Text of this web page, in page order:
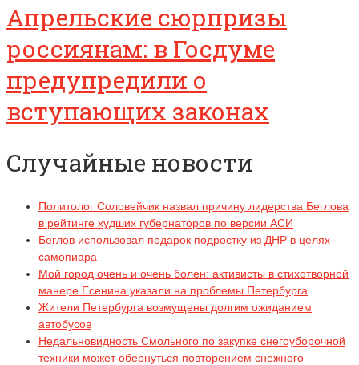
Апрельские сюрпризы
россиянам: в Госдуме
предупредили о
вступающих законах
Случайные новости
Политолог Соловейчик назвал причину лидерства Беглова
в рейтинге худших губернаторов по версии АСИ
Беглов использовал подарок подростку из ДНР в целях
самопиара
Мой город очень и очень болен: активисты в стихотворной
манере Есенина указали на проблемы Петербурга
Жители Петербурга возмущены долгим ожиданием
автобусов
Недальновидность Смольного по закупке снегоуборочной
техники может обернуться повторением снежного